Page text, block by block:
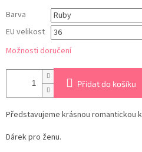
Barva
EU velikost
Možnosti doručení
Přidat do košíku
Představujeme krásnou romantickou
Dárek pro ženu.